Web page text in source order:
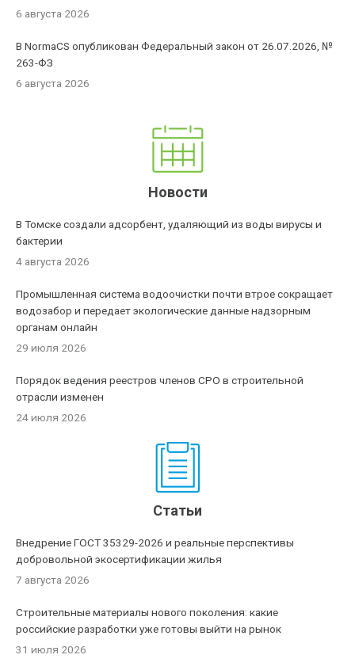
6 августа 2026
В NormaCS опубликован Федеральный закон от 26.07.2026, №
263-ФЗ
6 августа 2026
Новости
В Томске создали адсорбент, удаляющий из воды вирусы и
бактерии
4 августа 2026
Промышленная система водоочистки почти втрое сокращает
водозабор и передает экологические данные надзорным
органам онлайн
29 июля 2026
Порядок ведения реестров членов СРО в строительной
отрасли изменен
24 июля 2026
Статьи
Внедрение ГОСТ 35329-2026 и реальные перспективы
добровольной экосертификации жилья
7 августа 2026
Строительные материалы нового поколения: какие
российские разработки уже готовы выйти на рынок
31 июля 2026